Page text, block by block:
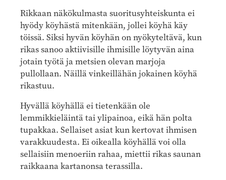
Rikkaan näkökulmasta suoritusyhteiskunta ei
hyödy köyhästä mitenkään, jollei köyhä käy
töissä. Siksi hyvän köyhän on nyökyteltävä, kun
rikas sanoo aktiivisille ihmisille löytyvän aina
jotain työtä ja metsien olevan marjoja
pullollaan. Näillä vinkeillähän jokainen köyhä
rikastuu.
Hyvällä köyhällä ei tietenkään ole
lemmikkieläintä tai ylipainoa, eikä hän polta
tupakkaa. Sellaiset asiat kun kertovat ihmisen
varakkuudesta. Ei oikealla köyhällä voi olla
sellaisiin menoeriin rahaa, miettii rikas saunan
raikkaana kartanonsa terassilla.